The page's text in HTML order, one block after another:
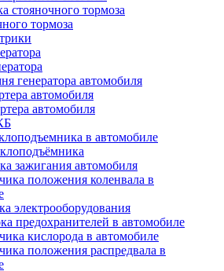
стояночного тормоза
тормоза
генератора автомобиля
автомобиля
автомобиля
в автомобиле
зажигания автомобиля
положения коленвала в
электрооборудования
предохранителей в автомобиле
кислорода в автомобиле
положения распредвала в